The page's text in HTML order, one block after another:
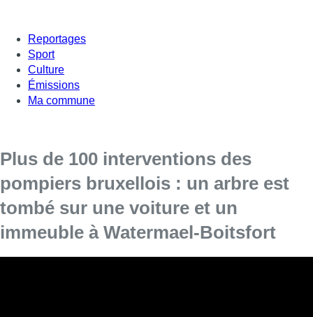
Reportages
Sport
Culture
Émissions
Ma commune
Plus de 100 interventions des
pompiers bruxellois : un arbre est
tombé sur une voiture et un
immeuble à Watermael-Boitsfort